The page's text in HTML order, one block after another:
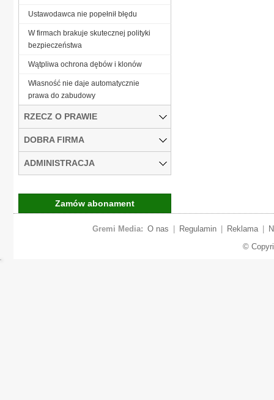
Ustawodawca nie popełnił błędu
W firmach brakuje skutecznej polityki
bezpieczeństwa
Wątpliwa ochrona dębów i klonów
Własność nie daje automatycznie
prawa do zabudowy
RZECZ O PRAWIE
DOBRA FIRMA
ADMINISTRACJA
Zamów abonament
Gremi Media: O nas Regulamin Reklama
©